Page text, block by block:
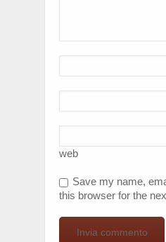
web
Save my name,
this browser for the